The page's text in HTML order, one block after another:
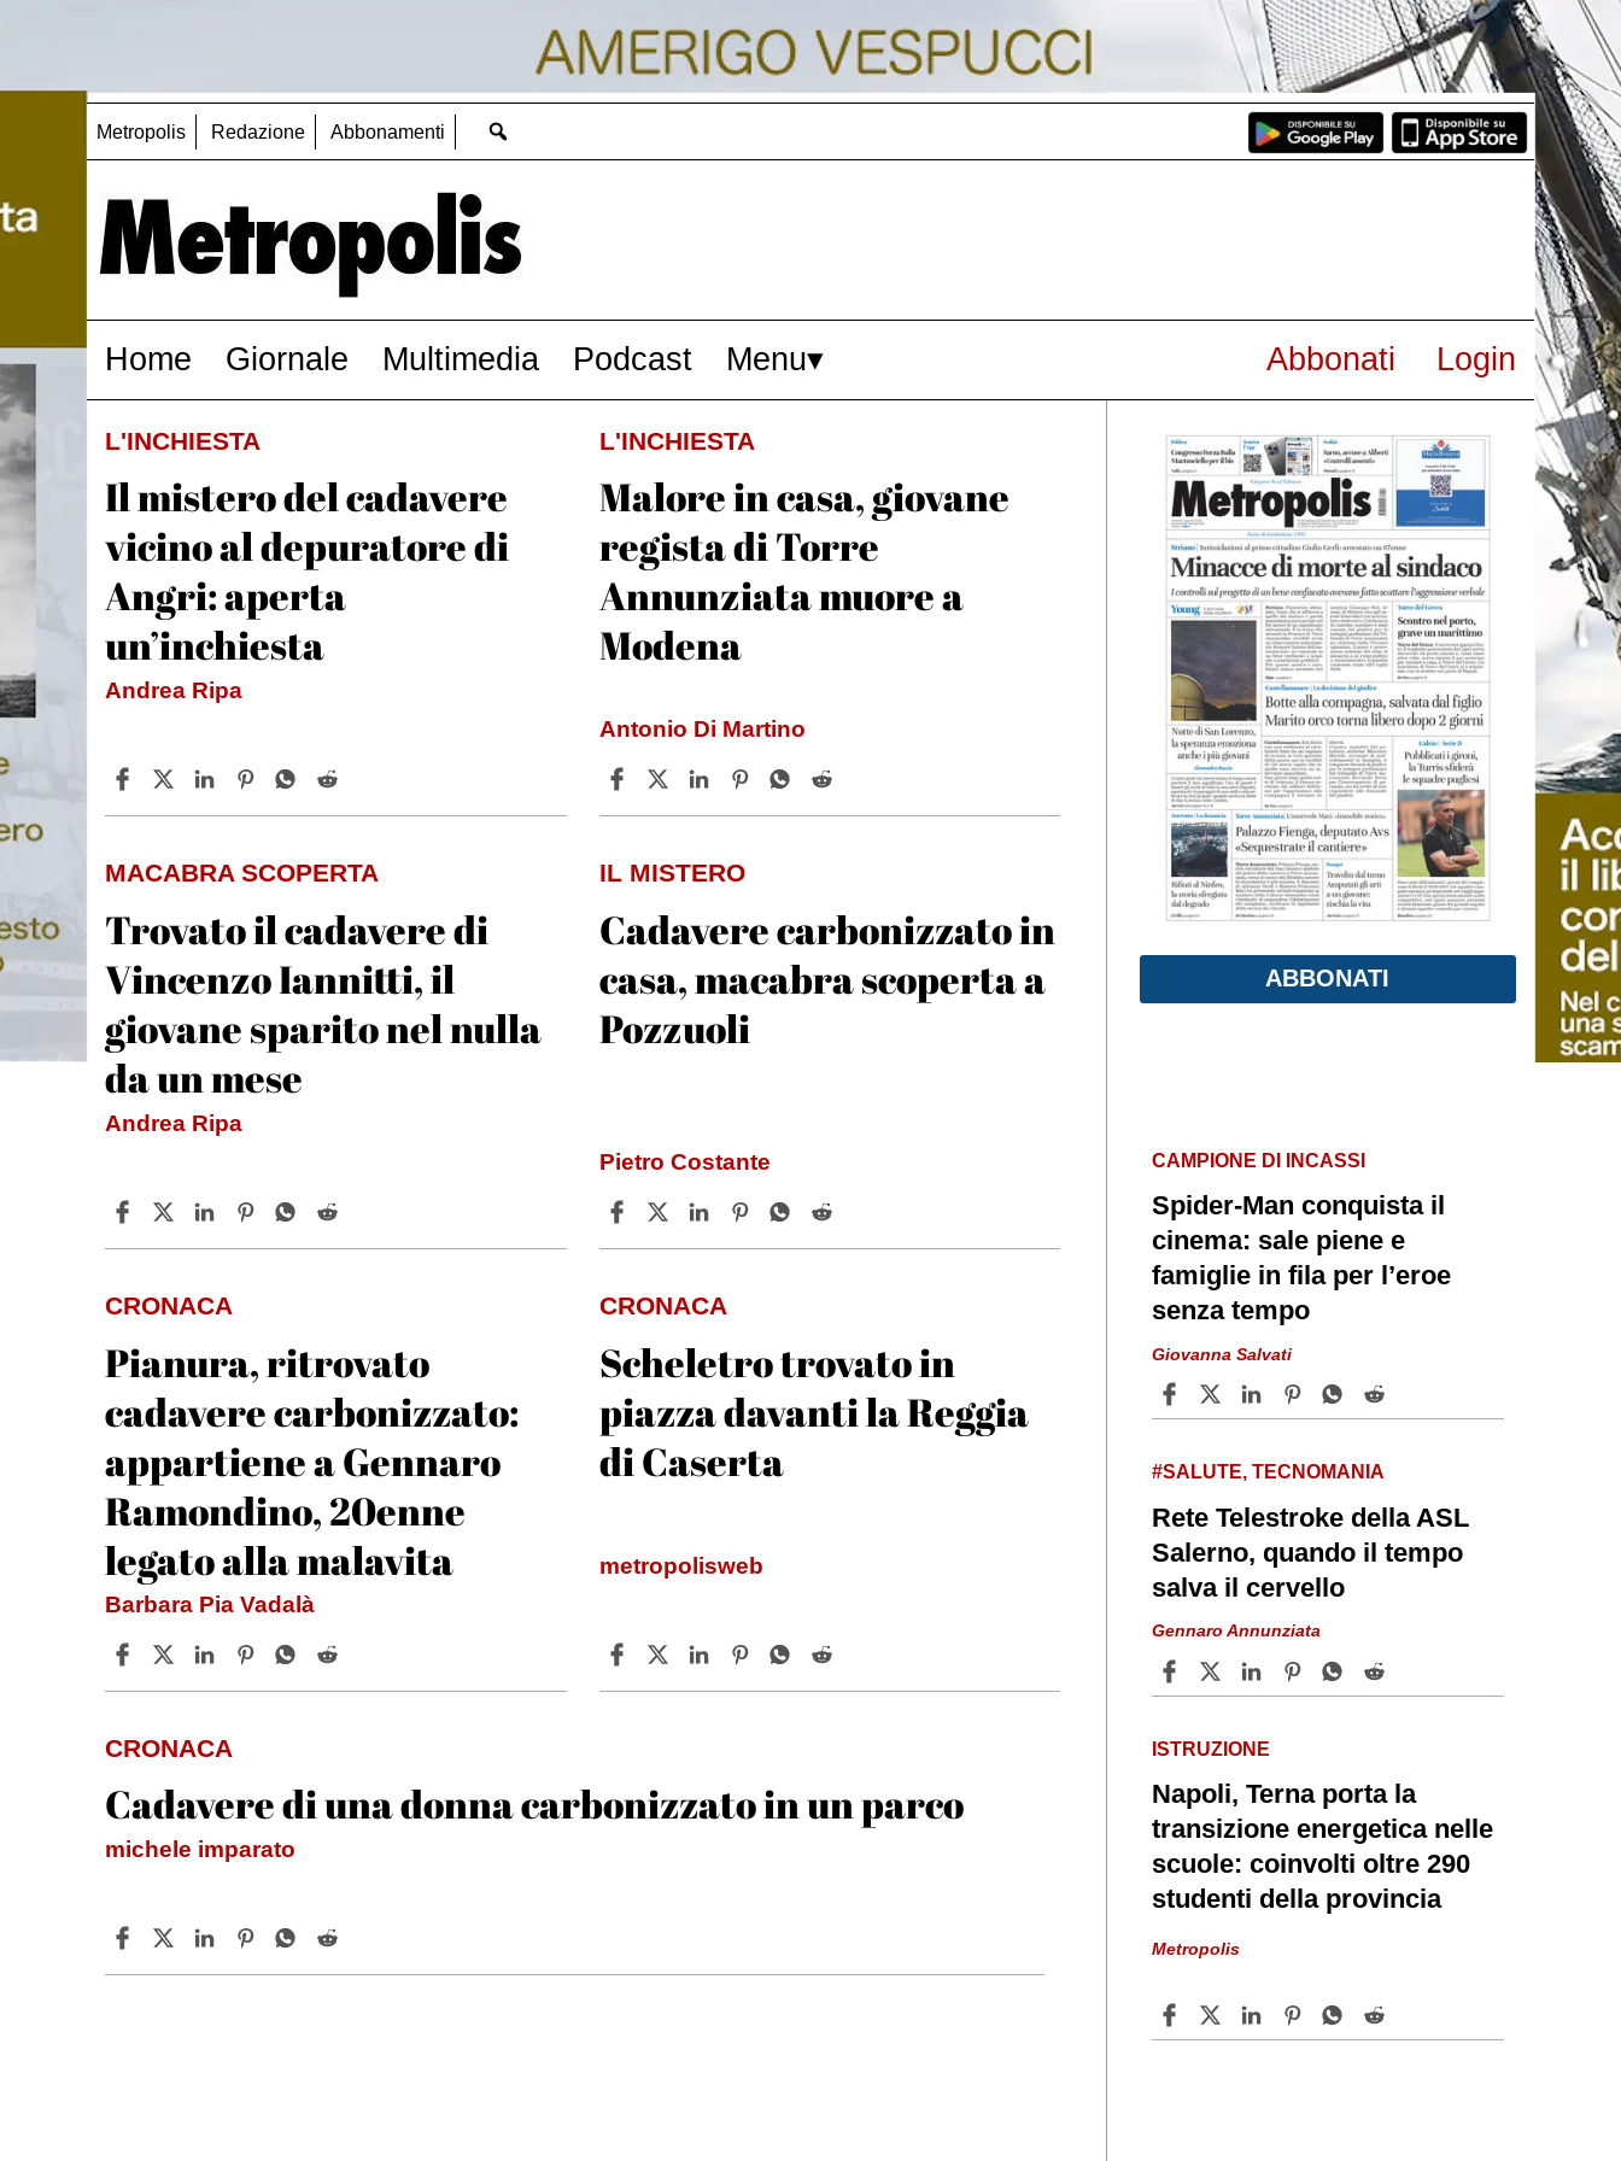
Metropolis Redazione Abbonamenti
Home Giornale Multimedia Podcast Menu Abbonati Login
L'INCHIESTA
Il mistero del cadavere
vicino al depuratore di
Angri: aperta
un’inchiesta
Andrea Ripa
L'INCHIESTA
Malore in casa, giovane
regista di Torre
Annunziata muore a
Modena
Antonio Di Martino
MACABRA SCOPERTA
Trovato il cadavere di
Vincenzo Iannitti, il
giovane sparito nel nulla
da un mese
Andrea Ripa
IL MISTERO
Cadavere carbonizzato in
casa, macabra scoperta a
Pozzuoli
Pietro Costante
CRONACA
Pianura, ritrovato
cadavere carbonizzato:
appartiene a Gennaro
Ramondino, 20enne
legato alla malavita
Barbara Pia Vadalà
CRONACA
Scheletro trovato in
piazza davanti la Reggia
di Caserta
metropolisweb
CRONACA
Cadavere di una donna carbonizzato in un parco
michele imparato
ABBONATI
CAMPIONE DI INCASSI
Spider‑Man conquista il
cinema: sale piene e
famiglie in fila per l’eroe
senza tempo
Giovanna Salvati
#SALUTE, TECNOMANIA
Rete Telestroke della ASL
Salerno, quando il tempo
salva il cervello
Gennaro Annunziata
ISTRUZIONE
Napoli, Terna porta la
transizione energetica nelle
scuole: coinvolti oltre 290
studenti della provincia
Metropolis